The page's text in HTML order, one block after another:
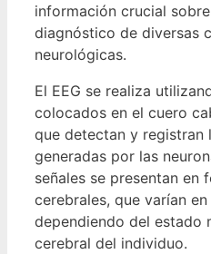
información crucial
diagnóstico de diversas
neurológicas.
El EEG se realiza
colocados en el cuero
que detectan y registran
generadas por las
señales se presentan en
cerebrales, que varían
dependiendo del estado
cerebral del individuo.